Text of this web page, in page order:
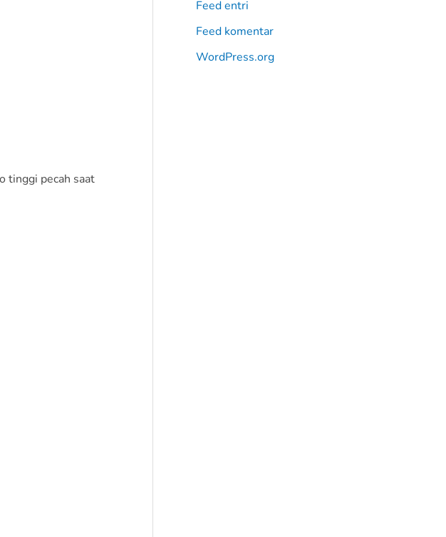
tinggi pecah saat
Feed entri
Feed komentar
WordPress.org